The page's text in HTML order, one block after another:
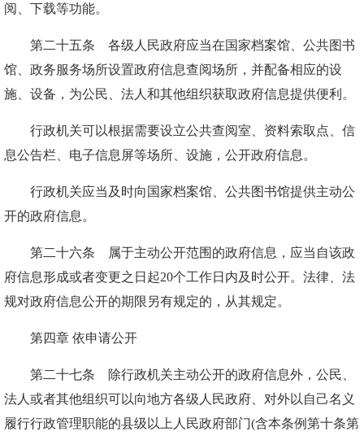
阅、下载等功能。
第二十五条 各级人民政府应当在国家档案馆、公共图书
馆、政务服务场所设置政府信息查阅场所，并配备相应的设
施、设备，为公民、法人和其他组织获取政府信息提供便利。
行政机关可以根据需要设立公共查阅室、资料索取点、信
息公告栏、电子信息屏等场所、设施，公开政府信息。
行政机关应当及时向国家档案馆、公共图书馆提供主动公
开的政府信息。
第二十六条 属于主动公开范围的政府信息，应当自该政
府信息形成或者变更之日起20个工作日内及时公开。法律、法
规对政府信息公开的期限另有规定的，从其规定。
第四章 依申请公开
第二十七条 除行政机关主动公开的政府信息外，公民、
法人或者其他组织可以向地方各级人民政府、对外以自己名义
履行行政管理职能的县级以上人民政府部门(含本条例第十条第